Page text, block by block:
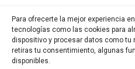
Para ofrecerte la mejor experiencia en
tecnologías como las cookies para
dispositivo y procesar datos como tu
retiras tu consentimiento, algunas
disponibles.
OTROS PRODUCTOS
REPARTO EN BARCELONA
HOSTELERÍA Y PEQUEÑA
CARTAS DE CERVEZAS Y VINO